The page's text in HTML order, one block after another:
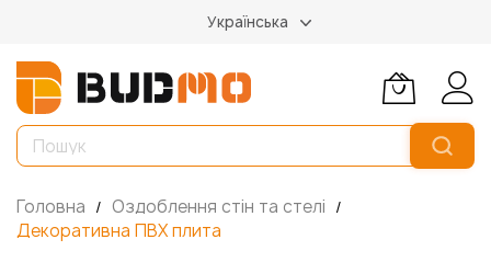
Українська
Головна
Оздоблення стін та стелі
Декоративна ПВХ плита